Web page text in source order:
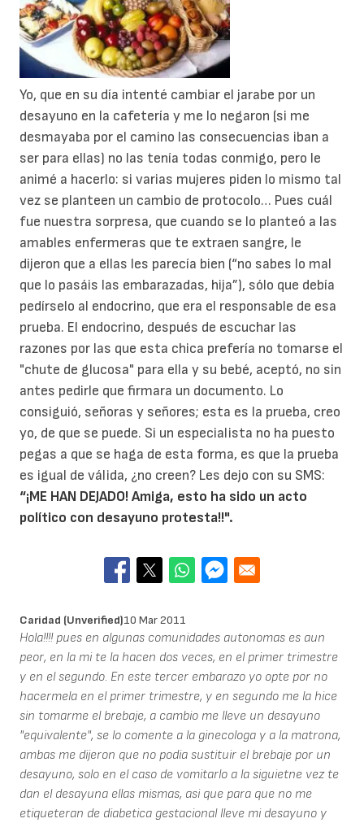
Yo, que en su día intenté cambiar el jarabe por un
desayuno en la cafetería y me lo negaron (si me
desmayaba por el camino las consecuencias iban a
ser para ellas) no las tenía todas conmigo, pero le
animé a hacerlo: si varias mujeres piden lo mismo tal
vez se planteen un cambio de protocolo… Pues cuál
fue nuestra sorpresa, que cuando se lo planteó a las
amables enfermeras que te extraen sangre, le
dijeron que a ellas les parecía bien (“no sabes lo mal
que lo pasáis las embarazadas, hija”), sólo que debía
pedírselo al endocrino, que era el responsable de esa
prueba. El endocrino, después de escuchar las
razones por las que esta chica prefería no tomarse el
"chute de glucosa" para ella y su bebé, aceptó, no sin
antes pedirle que firmara un documento. Lo
consiguió, señoras y señores; esta es la prueba, creo
yo, de que se puede. Si un especialista no ha puesto
pegas a que se haga de esta forma, es que la prueba
es igual de válida, ¿no creen? Les dejo con su SMS:
“¡ME HAN DEJADO! Amiga, esto ha sido un acto
político con desayuno protesta!!".
Caridad (unverified)10 Mar 2011
Hola!!!! pues en algunas comunidades autonomas es aun
peor, en la mi te la hacen dos veces, en el primer trimestre
y en el segundo. En este tercer embarazo yo opte por no
hacermela en el primer trimestre, y en segundo me la hice
sin tomarme el brebaje, a cambio me lleve un desayuno
"equivalente", se lo comente a la ginecologa y a la matrona,
ambas me dijeron que no podia sustituir el brebaje por un
desayuno, solo en el caso de vomitarlo a la siguietne vez te
dan el desayuna ellas mismas, asi que para que no me
etiqueteran de diabetica gestacional lleve mi desayuno y